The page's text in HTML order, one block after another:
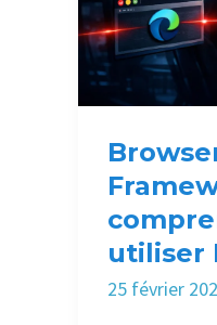
utiliser
25 février
et
utiliser
BeEF